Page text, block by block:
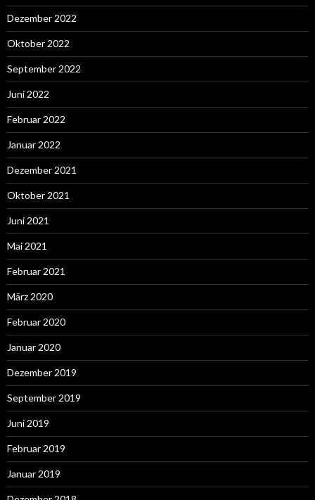
Dezember 2022
Oktober 2022
September 2022
Juni 2022
Februar 2022
Januar 2022
Dezember 2021
Oktober 2021
Juni 2021
Mai 2021
Februar 2021
März 2020
Februar 2020
Januar 2020
Dezember 2019
September 2019
Juni 2019
Februar 2019
Januar 2019